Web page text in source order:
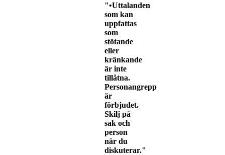
"•Uttalanden
som kan
uppfattas
som
stötande
eller
kränkande
är inte
tillåtna.
Personangrepp
är
förbjudet.
Skilj på
sak och
person
när du
diskuterar."